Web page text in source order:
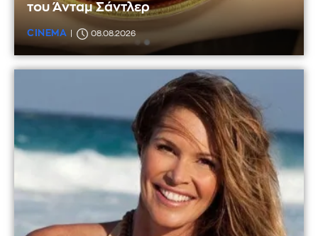
του Άνταμ Σάντλερ
CINEMA 08.08.2026